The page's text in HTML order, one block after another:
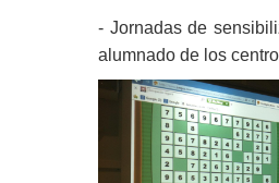
- Jornadas de
alumnado de los